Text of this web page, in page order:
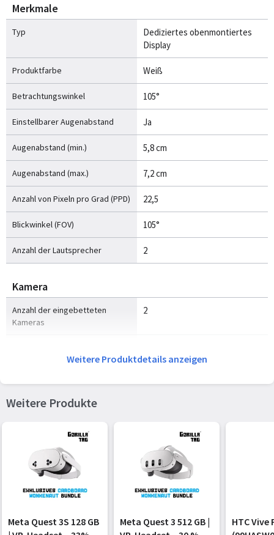
Merkmale
Typ
Dediziertes obenmontiertes
Display
Produktfarbe Weiß
Betrachtungswinkel 105°
Einstellbarer Augenabstand Ja
Augenabstand (min.) 5,8 cm
Augenabstand (max.) 7,2 cm
Anzahl von Pixeln pro Grad (PPD) 22,5
Blickwinkel (FOV) 105°
Anzahl der Lautsprecher 2
Kamera
Anzahl der eingebetteten
Kameras
2
Anschlüsse und Schnittstellen
Bluetooth-Version
Top WLAN-Standard Wi-Fi 7 (802.11be)
Energie
Akku-/Batterietyp Eingebaut
Weitere Produktdetails anzeigen
Weitere Produkte
Meta Quest 3S 128 GB
Meta Quest 3 512 GB |
HTC Vive